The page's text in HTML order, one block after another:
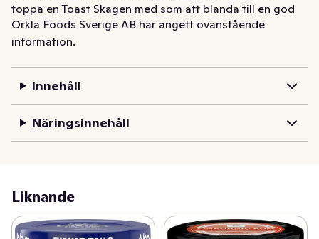
toppa en Toast Skagen med som att blanda till en god
romsås perfekt till den varmrökta laxen.
certifierade livskraftiga bestånd i Nordvästatlanten
bergrum i Kungshamn på bohuslänska västkusten innan
vi förpackar den och den hamnar i butiken.
middagen? Lägg upp chips med havssalt på ett stort fat
och toppa med crème fraiche, finhackad rödlök och
generöst med Abba stenbitsrom. En garanterad succé!
Orkla Foods Sverige AB har angett ovanstående
information.
Innehåll
Näringsinnehåll
Liknande